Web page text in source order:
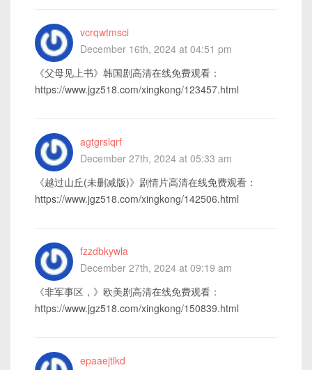
vcrqwtmsci
December 16th, 2024 at 04:51 pm
《父母见上书》韩国剧高清在线免费观看：
https://www.jgz518.com/xingkong/123457.html
agtgrslqrf
December 27th, 2024 at 05:33 am
《越过山丘(未删减版)》剧情片高清在线免费观看：
https://www.jgz518.com/xingkong/142506.html
fzzdbkywla
December 27th, 2024 at 09:19 am
《非军事区，》欧美剧高清在线免费观看：
https://www.jgz518.com/xingkong/150839.html
epaaejtlkd